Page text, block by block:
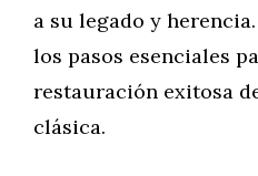
a su legado y
los pasos esenciales
restauración exitosa
clásica.